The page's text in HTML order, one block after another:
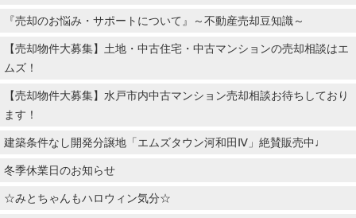
『売却のお悩み・サポートについて』～不動産売却豆知識～
【売却物件大募集】土地・中古住宅・中古マンションの売却相談はエ
ムズ！
【売却物件大募集】水戸市内中古マンション売却相談お待ちしており
ます！
建築条件なし開発分譲地「エムズタウン河和田Ⅳ」絶賛販売中♩
冬季休業日のお知らせ
☆みとちゃんもハロウィン気分☆